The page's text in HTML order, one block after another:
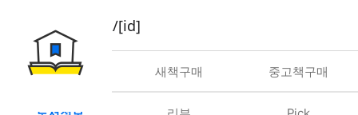
book/rent/[id]
대여 새책구매 중고책구매